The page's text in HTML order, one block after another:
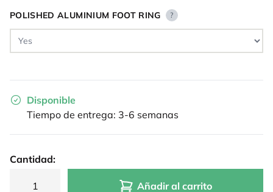
POLISHED ALUMINIUM FOOT RING ?
Disponible
Tiempo de entrega: 3-6 semanas
Cantidad:
Añadir al carrito